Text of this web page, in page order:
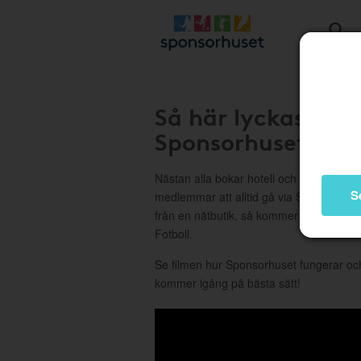
Så här lyckas ni
Sponsorhuset
Nästan alla bokar hotell och handlar
medlemmar att alltid gå via
från en nätbutik, så kommer det att bli
Fotboll.
Se filmen hur Sponsorhuset fungerar
kommer igång på bästa sätt!